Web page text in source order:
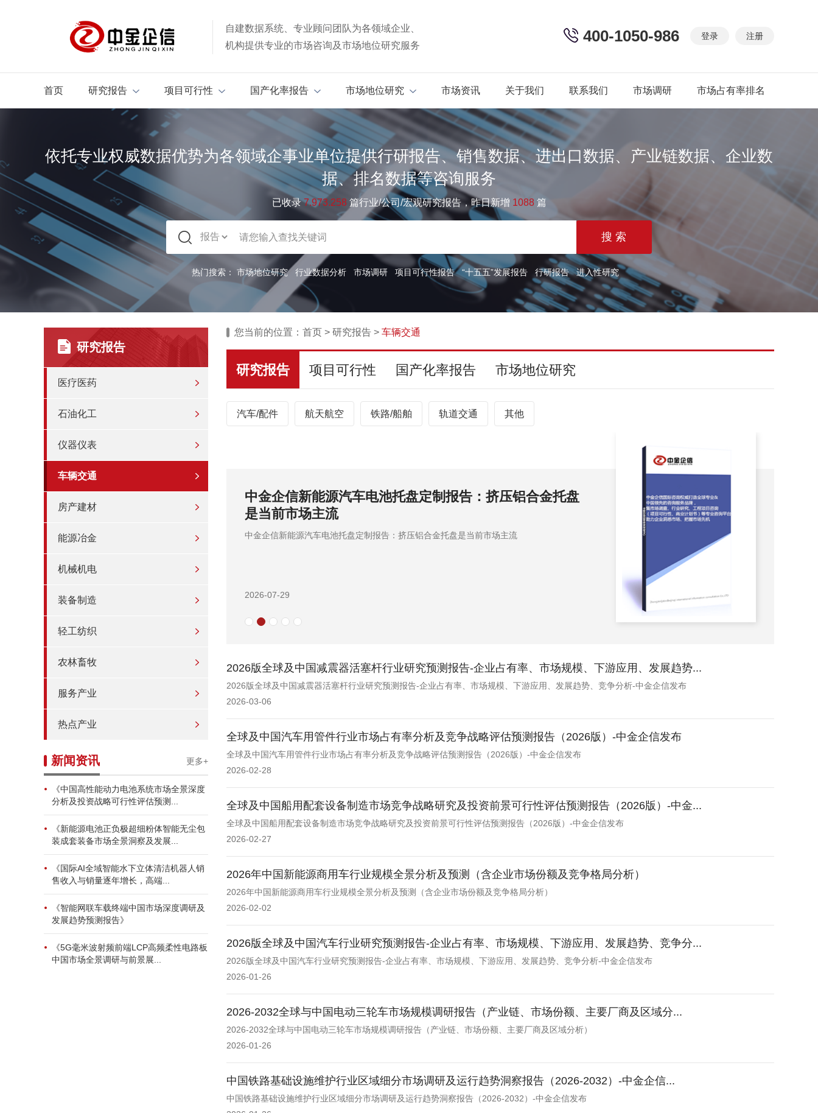
自建数据系统、专业顾问团队为各领域企业、
机构提供专业的市场咨询及市场地位研究服务
登录 注册
400-1050-986
首页 研究报告 项目可行性 国产化率报告 市场地位研究 市场资讯 关于我们 联系我们 市场调研 市场占有率排名
依托专业权威数据优势为各领域企事业单位提供行研报告、销售数据、进出口数据、产业链数据、企业数
据、排名数据等咨询服务
已收录7.973.258 篇行业/公司/宏观研究报告，昨日新增 1088 篇
热门搜索： 市场地位研究 行业数据分析 市场调研 项目可行性报告 “十五五”发展报告 行研报告 进入性研究
研究报告
医疗医药
石油化工
仪器仪表
车辆交通
房产建材
能源冶金
机械机电
装备制造
轻工纺织
农林畜牧
服务产业
热点产业
新闻资讯 更多+
《中国高性能动力电池系统市场全景深度
分析及投资战略可行性评估预测...
《新能源电池正负极超细粉体智能无尘包
装成套装备市场全景洞察及发展...
《国际AI全域智能水下立体清洁机器人销
售收入与销量逐年增长，高端...
《智能网联车载终端中国市场深度调研及
发展趋势预测报告》
《5G毫米波射频前端LCP高频柔性电路板
中国市场全景调研与前景展...
您当前的位置： 首页 > 研究报告 > 车辆交通
研究报告 项目可行性 国产化率报告 市场地位研究
汽车/配件 航天航空 铁路/船舶 轨道交通 其他
中金企信新能源汽车电池托盘定制报告：挤压铝合金托盘
是当前市场主流
中金企信新能源汽车电池托盘定制报告：挤压铝合金托盘是当前市场主流
2026-07-29
2026版全球及中国减震器活塞杆行业研究预测报告-企业占有率、市场规模、下游应用、发展趋势...
2026版全球及中国减震器活塞杆行业研究预测报告-企业占有率、市场规模、下游应用、发展趋势、竞争分析-中金企信发布
2026-03-06
全球及中国汽车用管件行业市场占有率分析及竞争战略评估预测报告（2026版）-中金企信发布
全球及中国汽车用管件行业市场占有率分析及竞争战略评估预测报告（2026版）-中金企信发布
2026-02-28
全球及中国船用配套设备制造市场竞争战略研究及投资前景可行性评估预测报告（2026版）-中金...
全球及中国船用配套设备制造市场竞争战略研究及投资前景可行性评估预测报告（2026版）-中金企信发布
2026-02-27
2026年中国新能源商用车行业规模全景分析及预测（含企业市场份额及竞争格局分析）
2026年中国新能源商用车行业规模全景分析及预测（含企业市场份额及竞争格局分析）
2026-02-02
2026版全球及中国汽车行业研究预测报告-企业占有率、市场规模、下游应用、发展趋势、竞争分...
2026版全球及中国汽车行业研究预测报告-企业占有率、市场规模、下游应用、发展趋势、竞争分析-中金企信发布
2026-01-26
2026-2032全球与中国电动三轮车市场规模调研报告（产业链、市场份额、主要厂商及区域分...
2026-2032全球与中国电动三轮车市场规模调研报告（产业链、市场份额、主要厂商及区域分析）
2026-01-26
中国铁路基础设施维护行业区域细分市场调研及运行趋势洞察报告（2026-2032）-中金企信...
中国铁路基础设施维护行业区域细分市场调研及运行趋势洞察报告（2026-2032）-中金企信发布